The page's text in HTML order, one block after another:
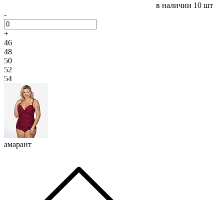
в наличии 10 шт
-
+
46
48
50
52
54
амарант